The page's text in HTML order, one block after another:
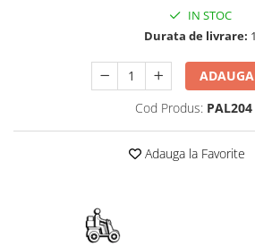
IN STOC
Durata de livrare: 1
Cod Produs: PAL204
Adauga la Favorite